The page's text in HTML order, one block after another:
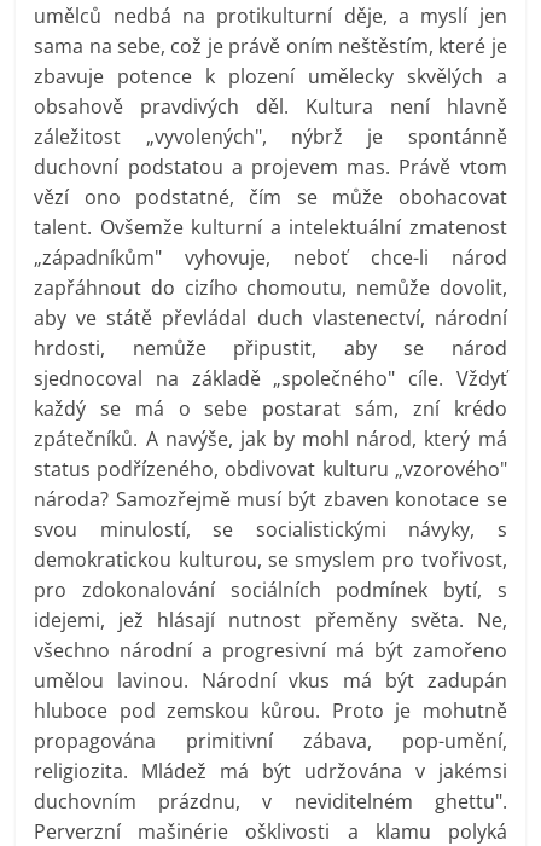
umělců nedbá na protikulturní děje, a myslí jen
sama na sebe, což je právě oním neštěstím, které je
zbavuje potence k plození umělecky skvělých a
obsahově pravdivých děl. Kultura není hlavně
záležitost „vyvolených", nýbrž je spontánně
duchovní podstatou a projevem mas. Právě vtom
vězí ono podstatné, čím se může obohacovat
talent. Ovšemže kulturní a intelektuální zmatenost
„západníkům" vyhovuje, neboť chce-li národ
zapřáhnout do cizího chomoutu, nemůže dovolit,
aby ve státě převládal duch vlastenectví, národní
hrdosti, nemůže připustit, aby se národ
sjednocoval na základě „společného" cíle. Vždyť
každý se má o sebe postarat sám, zní krédo
zpátečníků. A navýše, jak by mohl národ, který má
status podřízeného, obdivovat kulturu „vzorového"
národa? Samozřejmě musí být zbaven konotace se
svou minulostí, se socialistickými návyky, s
demokratickou kulturou, se smyslem pro tvořivost,
pro zdokonalování sociálních podmínek bytí, s
idejemi, jež hlásají nutnost přeměny světa. Ne,
všechno národní a progresivní má být zamořeno
umělou lavinou. Národní vkus má být zadupán
hluboce pod zemskou kůrou. Proto je mohutně
propagována primitivní zábava, pop-umění,
religiozita. Mládež má být udržována v jakémsi
duchovním prázdnu, v neviditelném ghettu".
Perverzní mašinérie ošklivosti a klamu polyká